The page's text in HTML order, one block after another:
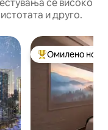
се високо
и друго.
МеѓуОмилено на